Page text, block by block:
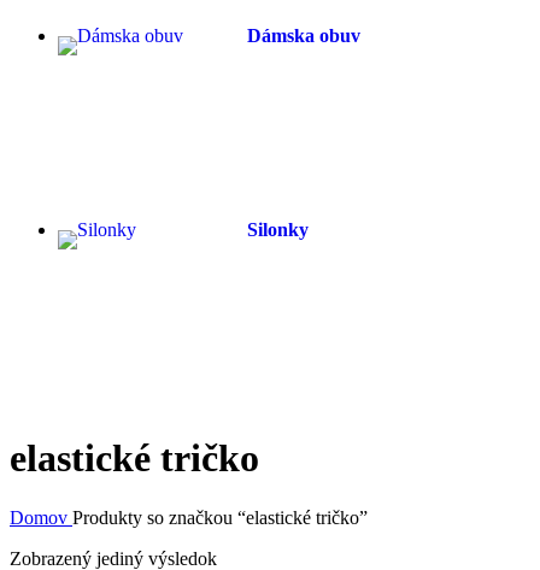
Dámska obuv
Silonky
elastické tričko
Domov Produkty so značkou “elastické tričko”
Zobrazený jediný výsledok